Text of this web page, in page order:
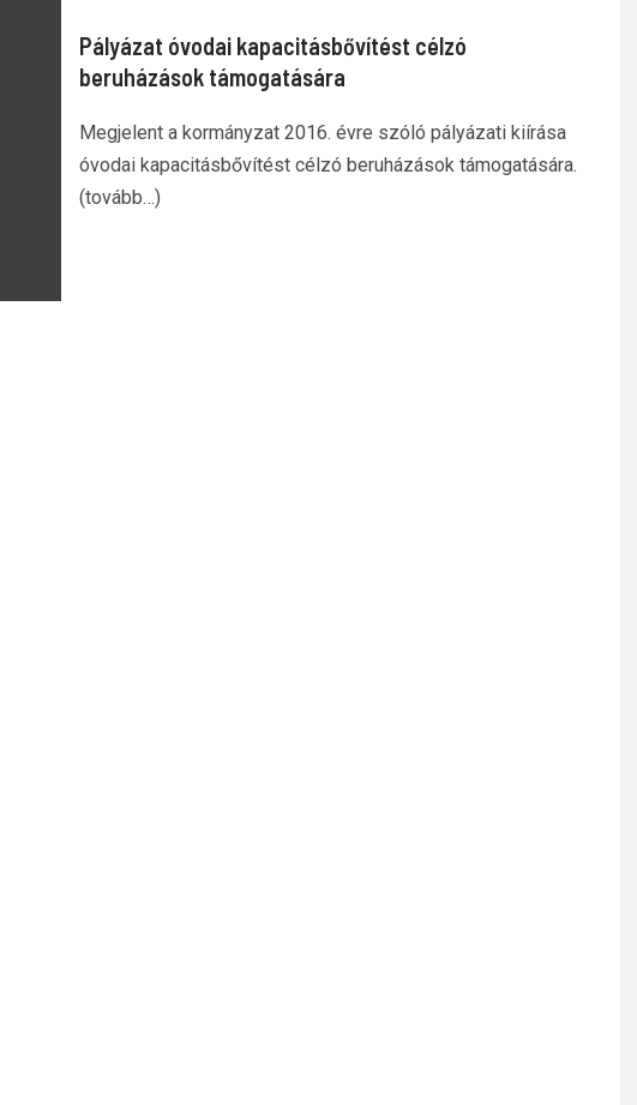
Pályázat óvodai kapacitásbővítést célzó
beruházások támogatására
Megjelent a kormányzat 2016. évre szóló pályázati kiírása
óvodai kapacitásbővítést célzó beruházások támogatására.
(tovább…)